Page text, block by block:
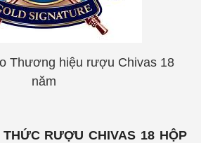
Thương hiệu rượu Chivas 18
năm
RƯỢU CHIVAS 18 HỘP